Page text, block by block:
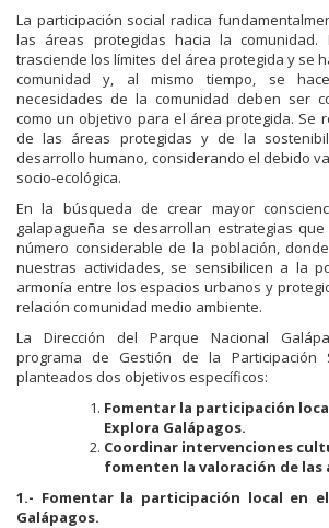
La participación social radica
las áreas protegidas hacia la comunidad.
trasciende los límites del área protegida y se
comunidad y, al mismo tiempo, se
necesidades de la comunidad deben ser
como un objetivo para el área protegida. Se
de las áreas protegidas y de la
desarrollo humano, considerando el debido
socio-ecológica.
En la búsqueda de crear mayor
galapagueña se desarrollan estrategias
número considerable de la población,
nuestras actividades, se sensibilicen a la
armonía entre los espacios urbanos y
relación comunidad medio ambiente.
La Dirección del Parque Nacional
programa de Gestión de la Participación
planteados dos objetivos específicos:
Fomentar la participación
Explora Galápagos.
Coordinar intervenciones
fomenten la valoración de las
1.- Fomentar la participación local en
Galápagos.